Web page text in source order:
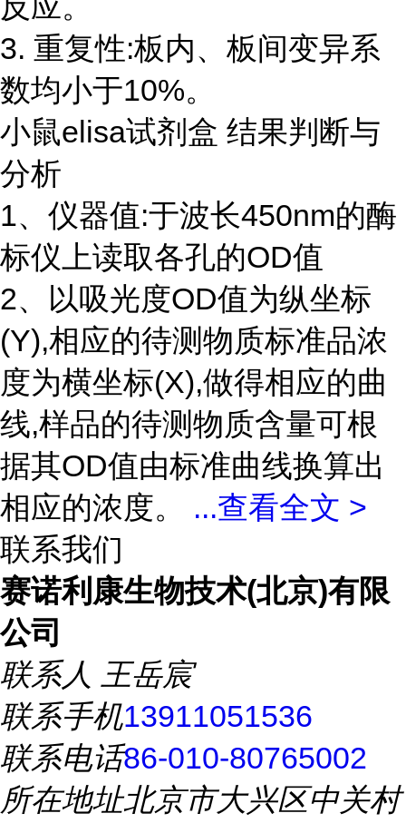
3. 重复性:板内、板间变异系
数均小于10%。
小鼠elisa试剂盒 结果判断与
分析
1、仪器值:于波长450nm的酶
标仪上读取各孔的OD值
2、以吸光度OD值为纵坐标
(Y),相应的待测物质标准品浓
度为横坐标(X),做得相应的曲
线,样品的待测物质含量可根
据其OD值由标准曲线换算出
相应的浓度。 ...查看全文 >
联系我们
赛诺利康生物技术(北京)有限
公司
联系人 王岳宸
联系手机13911051536
联系电话86-010-80765002
所在地址北京市大兴区中关村